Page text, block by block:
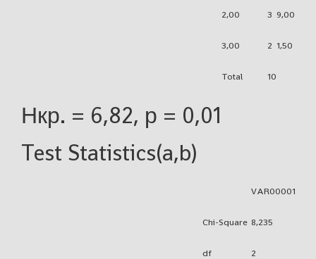
2,00 3 9,00
3,00 2 1,50
Total 10
Нкр. = 6,82, р = 0,01
Test Statistics(a,b)
VAR00001
Chi-Square 8,235
df 2